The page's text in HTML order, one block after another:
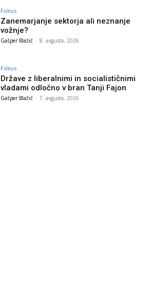
Fokus
Zanemarjanje sektorja ali neznanje
vožnje?
Gašper Blažič - 8. avgusta, 2026
Fokus
Države z liberalnimi in socialističnimi
vladami odločno v bran Tanji Fajon
Gašper Blažič - 7. avgusta, 2026